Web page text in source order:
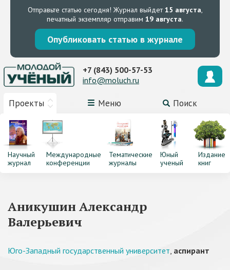
Отправьте статью сегодня! Журнал выйдет15 августа,
печатный экземпляр отправим 19 августа.
Опубликовать статью в журнале
Проекты Меню Поиск
+7 (843) 500-57-53
info@moluch.ru
Научный
журнал
Международные
конференции
Тематические
журналы
Юный
ученый
Издание
книг
Аникушин Александр
Валерьевич
Юго-Западный государственный университет, аспирант